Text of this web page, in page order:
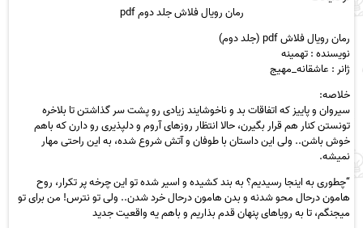
رمان رویال فلاش جلد دوم pdf
رمان رویال فلاش pdf (جلد دوم)
نویسنده : تهمینه
ژانر : عاشقانه_مهیج
خلاصه:
سیروان و پاییز که اتفاقات بد و ناخوشایند زیادی رو پشت سر گذاشتن تا بلاخره
تونستن کنار هم قرار بگیرن، حالا انتظار روزهای آروم و دلپذیری رو دارن که باهم
خوش باشن.. ولی این داستان با طوفان و آتش شروع شده، به این راحتی مهار
نمیشه.
“چطوری به اینجا رسیدیم؟ به بند کشیده و اسیر شده تو این چرخه پر تکرار، روح
هامون درحال محو شدنه و بدن هامون درحال خرد شدن.. ولی تو نترس! من برای تو
میجنگم، تا به رویاهای پنهان قدم بذاریم و باهم یه واقعیت جدید